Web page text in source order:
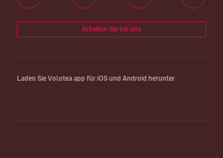
Arbeiten Sie bei uns
Laden Sie Volotea app für iOS und Android herunter